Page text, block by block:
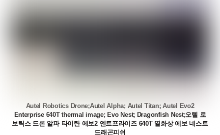
Autel Robotics Drone;Autel Alpha; Autel Titan; Autel Evo2
Enterprise 640T thermal image; Evo Nest; Dragonfish Nest;오텔 로
보틱스 드론 알파 타이탄 에보2 엔트프라이즈 640T 열화상 에보 네스트
드래곤피쉬